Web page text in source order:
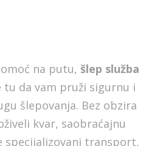
na putu, šlep služba
tu da vam pruži sigurnu i
šlepovanja. Bez obzira
kvar, saobraćajnu
specijalizovani transport,